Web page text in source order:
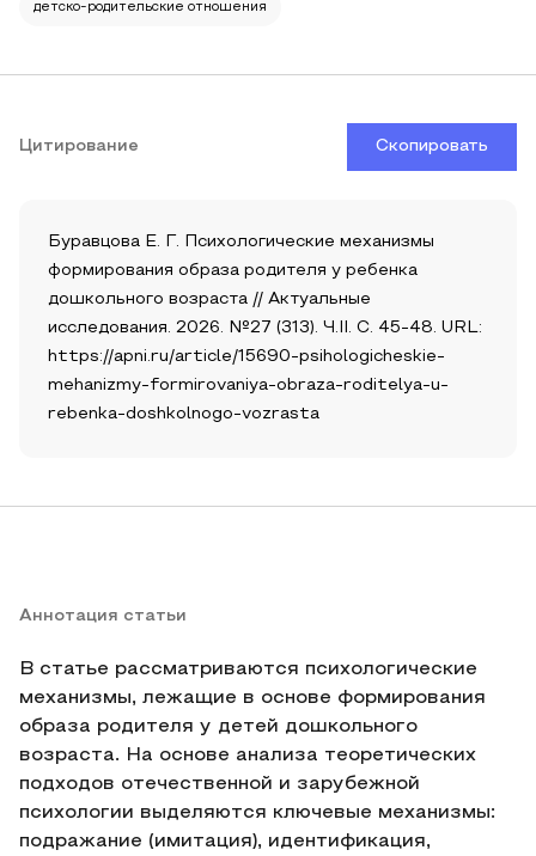
детско-родительские отношения
Цитирование Скопировать
Буравцова Е. Г. Психологические механизмы
формирования образа родителя у ребенка
дошкольного возраста // Актуальные
исследования. 2026. №27 (313). Ч.II. С. 45-48. URL:
https://apni.ru/article/15690-psihologicheskie-
mehanizmy-formirovaniya-obraza-roditelya-u-
rebenka-doshkolnogo-vozrasta
Аннотация статьи
В статье рассматриваются психологические
механизмы, лежащие в основе формирования
образа родителя у детей дошкольного
возраста. На основе анализа теоретических
подходов отечественной и зарубежной
психологии выделяются ключевые механизмы:
подражание (имитация), идентификация,